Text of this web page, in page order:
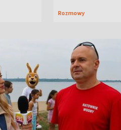
Rozmowy